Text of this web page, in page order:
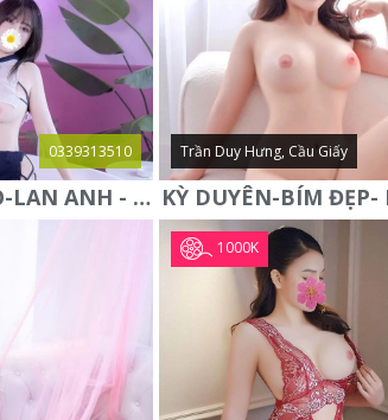
0339313510
NGỰC THẬT VÚ TO-LAN ANH - BƯỚM ĐẸP TUYỆT SẮC GIAI
Trần Duy Hưng, Cầu Giấy
1000K